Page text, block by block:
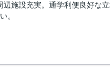
施設充実。通学利便良好な
。